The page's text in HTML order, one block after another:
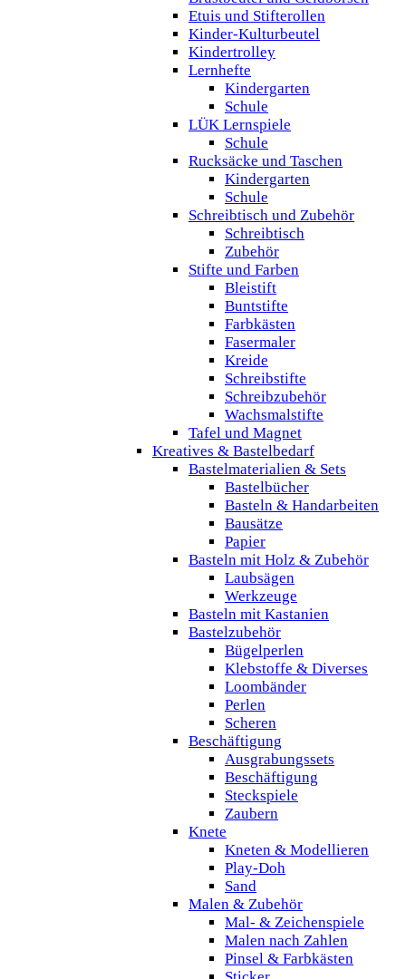
Etuis und Stifterollen
Kinder-Kulturbeutel
Kindertrolley
Lernhefte
Kindergarten
Schule
LÜK Lernspiele
Schule
Rucksäcke und Taschen
Kindergarten
Schule
Schreibtisch und Zubehör
Schreibtisch
Zubehör
Stifte und Farben
Bleistift
Buntstifte
Farbkästen
Fasermaler
Kreide
Schreibstifte
Schreibzubehör
Wachsmalstifte
Tafel und Magnet
Kreatives & Bastelbedarf
Bastelmaterialien & Sets
Bastelbücher
Basteln & Handarbeiten
Bausätze
Papier
Basteln mit Holz & Zubehör
Laubsägen
Werkzeuge
Basteln mit Kastanien
Bastelzubehör
Bügelperlen
Klebstoffe & Diverses
Loombänder
Perlen
Scheren
Beschäftigung
Ausgrabungssets
Beschäftigung
Steckspiele
Zaubern
Knete
Kneten & Modellieren
Play-Doh
Sand
Malen & Zubehör
Mal- & Zeichenspiele
Malen nach Zahlen
Pinsel & Farbkästen